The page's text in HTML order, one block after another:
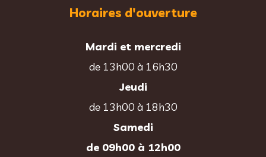
Horaires d'ouverture
Mardi et mercredi
de 13h00 à 16h30
Jeudi
de 13h00 à 18h30
Samedi
de 09h00 à 12h00